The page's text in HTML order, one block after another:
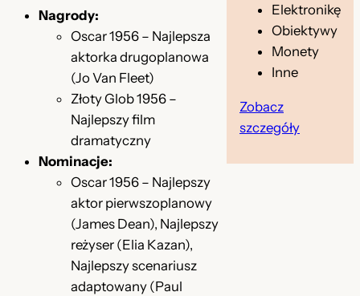
Nagrody:
Oscar 1956 – Najlepsza
aktorka drugoplanowa
(Jo Van Fleet)
Złoty Glob 1956 –
Najlepszy film
dramatyczny
Nominacje:
Oscar 1956 – Najlepszy
aktor pierwszoplanowy
(James Dean), Najlepszy
reżyser (Elia Kazan),
Najlepszy scenariusz
adaptowany (Paul
Elektronikę
Obiektywy
Monety
Inne
Zobacz
szczegóły